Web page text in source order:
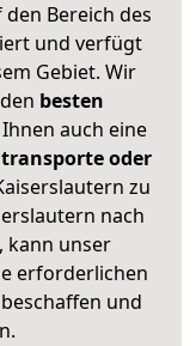
Bereich des
und verfügt
Gebiet. Wir
besten
auch eine
oder
zu
nach
kann unser
erforderlichen
und